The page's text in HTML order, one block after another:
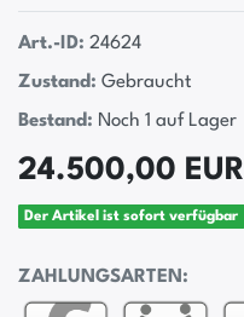
Art.-ID: 24624
Zustand: Gebraucht
Bestand: Noch 1 auf Lager
24.500,00 EUR
Der Artikel ist sofort verfügbar
ZAHLUNGSARTEN: